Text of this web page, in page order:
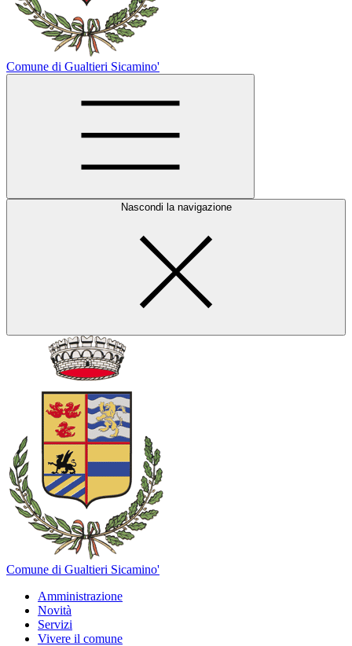
Comune di Gualtieri Sicamino'
Nascondi la navigazione
Comune di Gualtieri Sicamino'
Amministrazione
Novità
Servizi
Vivere il comune